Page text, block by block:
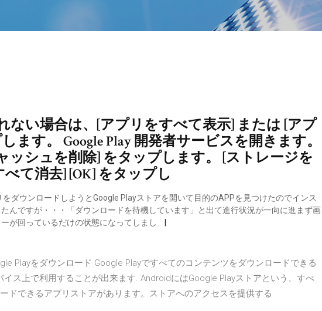
ない場合は、[アプリをすべて表示] または [アプ
ます。 Google Play 開発者サービスを開きます。
ッシュを削除] をタップします。 [ストレージを
て消去] [OK] をタップし
ダウンロードしようとGoogle Playストアを開いて目的のAPPを見つけたのでインス
んですが・・・「ダウンロードを待機しています」と出て進行状況が一向に進まず画
が回っているだけの状態になってしまし
Playをダウンロード Google Playですべてのコンテンツをダウンロードできる
ス上で利用することが出来ます. AndroidにはGoogle Playストアという、すべ
ドできるアプリストアがあります。ストアへのアクセスを提供する